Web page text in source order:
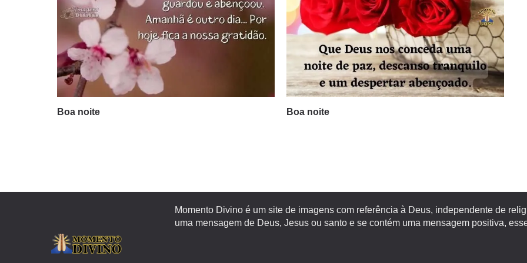
Boa noite Boa noite
Momento Divino é um site de imagens com referência à Deus, independente de
uma mensagem de Deus, Jesus ou santo e se contém uma mensagem positiva,